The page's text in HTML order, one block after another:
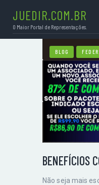
JUEDIR.COM.BR
O Maior Portal de Representações.
O Maior
HOME
SOBRE
PORTFÓLIO
CONTATO
ÚTEIS
BLOG
BLOG
BENEFÍCIOS
Não seja mais